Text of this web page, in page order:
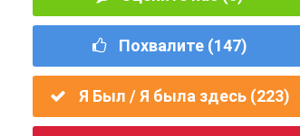
Похвалите (147)
Я Был / Я была здесь (223)